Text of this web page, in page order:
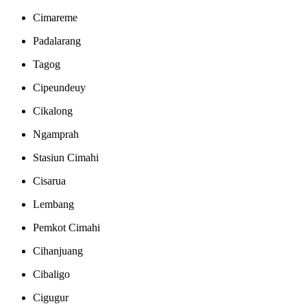
Cimareme
Padalarang
Tagog
Cipeundeuy
Cikalong
Ngamprah
Stasiun Cimahi
Cisarua
Lembang
Pemkot Cimahi
Cihanjuang
Cibaligo
Cigugur